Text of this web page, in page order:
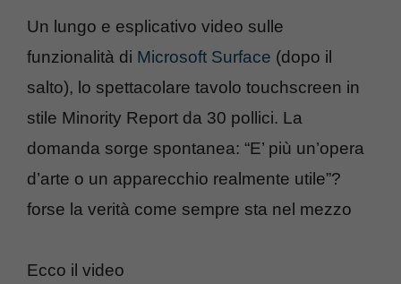
Un lungo e esplicativo video sulle
funzionalità di Microsoft Surface (dopo il
salto), lo spettacolare tavolo touchscreen in
stile Minority Report da 30 pollici. La
domanda sorge spontanea: “E’ più un’opera
d’arte o un apparecchio realmente utile”?
forse la verità come sempre sta nel mezzo
Ecco il video